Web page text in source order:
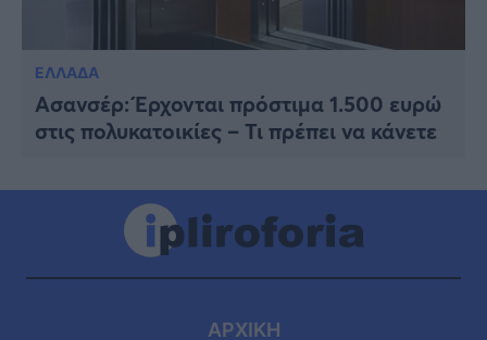
ΕΛΛΑΔΑ
Ασανσέρ: Έρχονται πρόστιμα 1.500 ευρώ
στις πολυκατοικίες – Τι πρέπει να κάνετε
ΑΡΧΙΚΗ